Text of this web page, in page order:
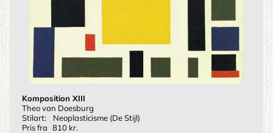
Komposition XIII
Theo van Doesburg
Stilart:
Neoplasticisme (De Stijl)
Pris fra 810 kr.